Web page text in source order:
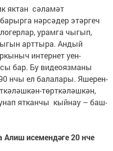
яктан сәламәт
нәрсәдер этәргеч
урамга чыгып,
арттыра. Андый
интернет уен­
бар. Бу видеоязманы
нчы ел балалары. Яше­рен-
төрткәләшкән,
ятканчы кыйнау – баш­
Алиш исемендәге 20 нче